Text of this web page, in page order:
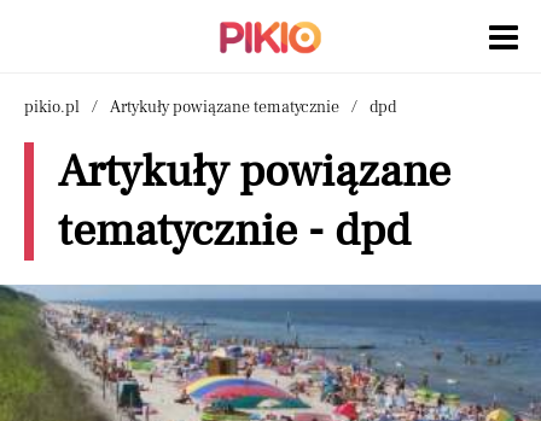
pikio.pl Artykuły powiązane tematycznie dpd
Artykuły powiązane
tematycznie - dpd